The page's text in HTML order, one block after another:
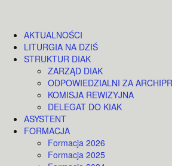
AKTUALNOŚCI
LITURGIA NA DZIŚ
STRUKTUR DIAK
ZARZĄD DIAK
ODPOWIEDZIALNI ZA
KOMISJA REWIZYJNA
DELEGAT DO KIAK
ASYSTENT
FORMACJA
Formacja 2026
Formacja 2025